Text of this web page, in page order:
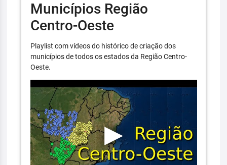
Municípios Região
Centro-Oeste
Playlist com vídeos do histórico de criação dos
municípios de todos os estados da Região Centro-
Oeste.